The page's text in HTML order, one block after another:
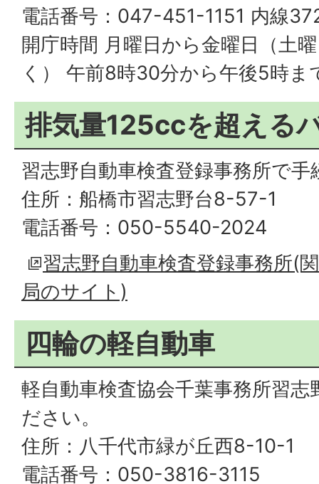
電話番号：047-451-1151 内線
開庁時間 月曜日から金曜日（土
く） 午前8時30分から午後5時ま
排気量125ccを超える
習志野自動車検査登録事務所で
住所：船橋市習志野台8-57-1
電話番号：050-5540-2024
習志野自動車検査登録事務所(
局のサイト)
四輪の軽自動車
軽自動車検査協会千葉事務所習
ださい。
住所：八千代市緑が丘西8-10-1
電話番号：050-3816-3115